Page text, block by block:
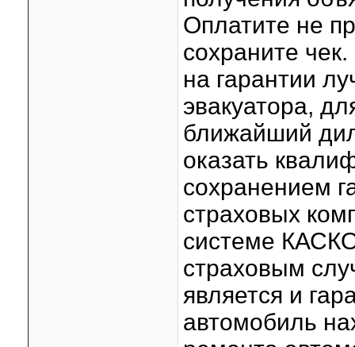
Оплатите не
сохраните
на гарантии
эвакуатора,
ближайший
оказать
сохранением
страховых
системе
страховым
является и
автомобиль